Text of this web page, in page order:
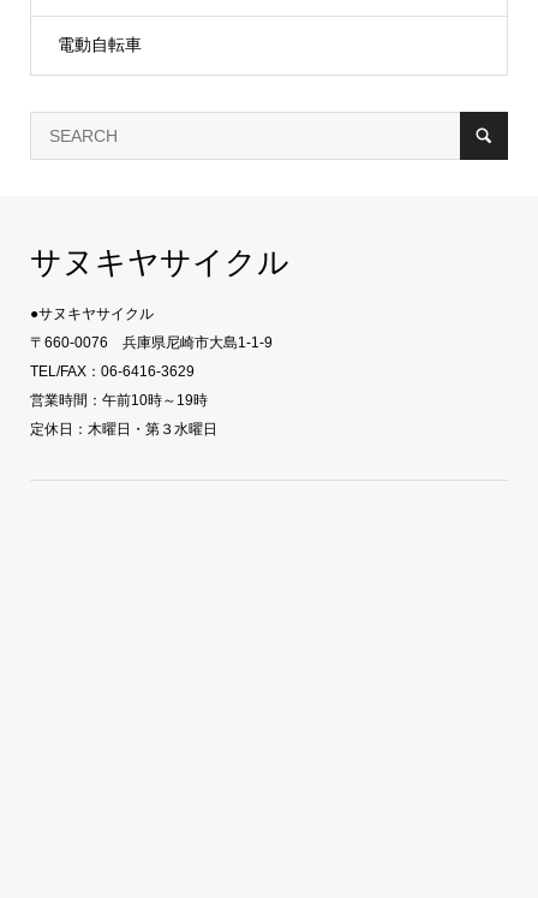
電動自転車
サヌキヤサイクル
●サヌキヤサイクル
〒660-0076 兵庫県尼崎市大島1-1-9
TEL/FAX：06-6416-3629
営業時間：午前10時～19時
定休日：木曜日・第３水曜日